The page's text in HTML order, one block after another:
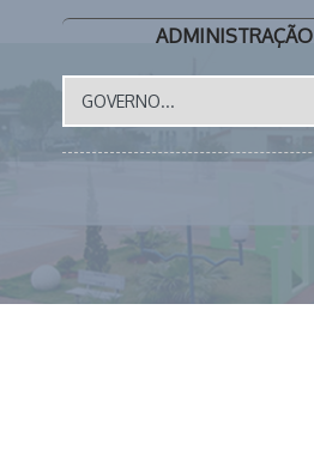
ADMINISTRAÇÃO